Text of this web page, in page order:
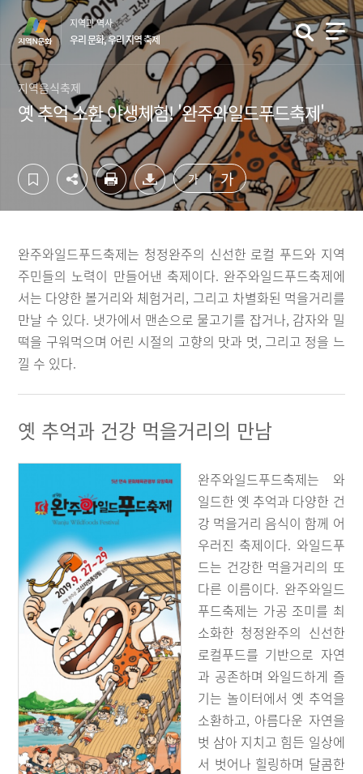
츠
영
영
역
지역과 역사
우리 문화, 우리 지역 축제
지역음식축제
옛 추억 소환 야생체험! '완주와일드푸드축제'
가 가
완주와일드푸드축제는 청정완주의 신선한 로컬 푸드와 지역
주민들의 노력이 만들어낸 축제이다. 완주와일드푸드축제에
서는 다양한 볼거리와 체험거리, 그리고 차별화된 먹을거리를
만날 수 있다. 냇가에서 맨손으로 물고기를 잡거나, 감자와 밀
떡을 구워먹으며 어린 시절의 고향의 맛과 멋, 그리고 정을 느
낄 수 있다.
옛 추억과 건강 먹을거리의 만남
완주와일드푸드축제는 와
일드한 옛 추억과 다양한 건
강 먹을거리 음식이 함께 어
우러진 축제이다. 와일드푸
드는 건강한 먹을거리의 또
다른 이름이다. 완주와일드
푸드축제는 가공 조미를 최
소화한 청정완주의 신선한
로컬푸드를 기반으로 자연
과 공존하며 와일드하게 즐
기는 놀이터에서 옛 추억을
소환하고, 아름다운 자연을
벗 삼아 지치고 힘든 일상에
서 벗어나 힐링하며 달콤한